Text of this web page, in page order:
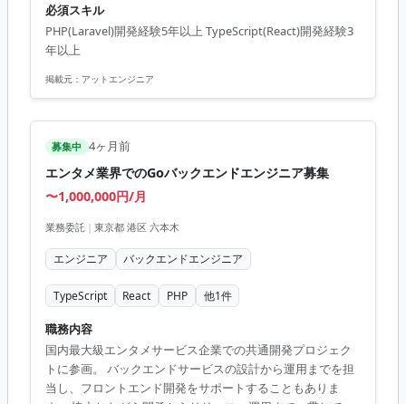
理の開発および改修。 ・GitLabを用いたコードレビューと
テスト駆動開発。 ■開発環境 PHP 8.x, Laravel, TypeScript,
React, Golang, Gin, MySQL, AWS, Docker
必須スキル
PHP(Laravel)開発経験5年以上 TypeScript(React)開発経験3
年以上
掲載元： アットエンジニア
募集中 4ヶ月前
エンタメ業界でのGoバックエンドエンジニア募集
〜1,000,000円/月
業務委託 | 東京都 港区 六本木
エンジニア バックエンドエンジニア
TypeScript React PHP 他1件
職務内容
国内最大級エンタメサービス企業での共通開発プロジェク
トに参画。 バックエンドサービスの設計から運用までを担
当し、フロントエンド開発をサポートすることもありま